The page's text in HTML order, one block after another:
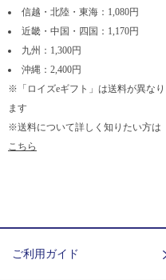
信越・北陸・東海：1,080円
近畿・中国・四国：1,170円
九州：1,300円
沖縄：2,400円
※「ロイズeギフト」は送料が異なり
ます
※送料について詳しく知りたい方は
こちら
ご利用ガイド